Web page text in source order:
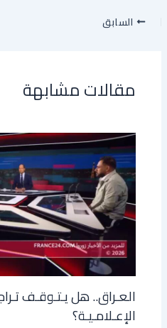
السابق
مقالات مشابهة
العـراق.. هل يـتـوقـف
الإعـلامـيـة؟